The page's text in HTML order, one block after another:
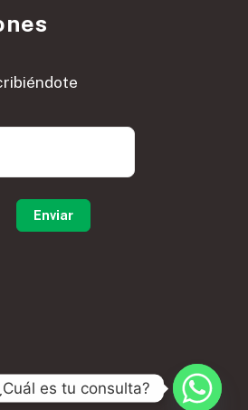
es tu consulta?